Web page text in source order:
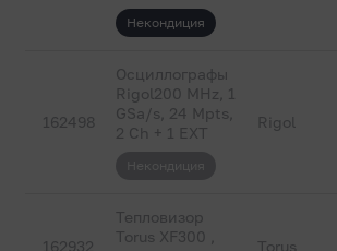
Некондиция
162498
Осциллографы
Rigol200 MHz, 1
GSa/s, 24 Mpts,
2 Ch + 1 EXT
Rigol
162932
Тепловизор
Torus XF300 ,
Torus